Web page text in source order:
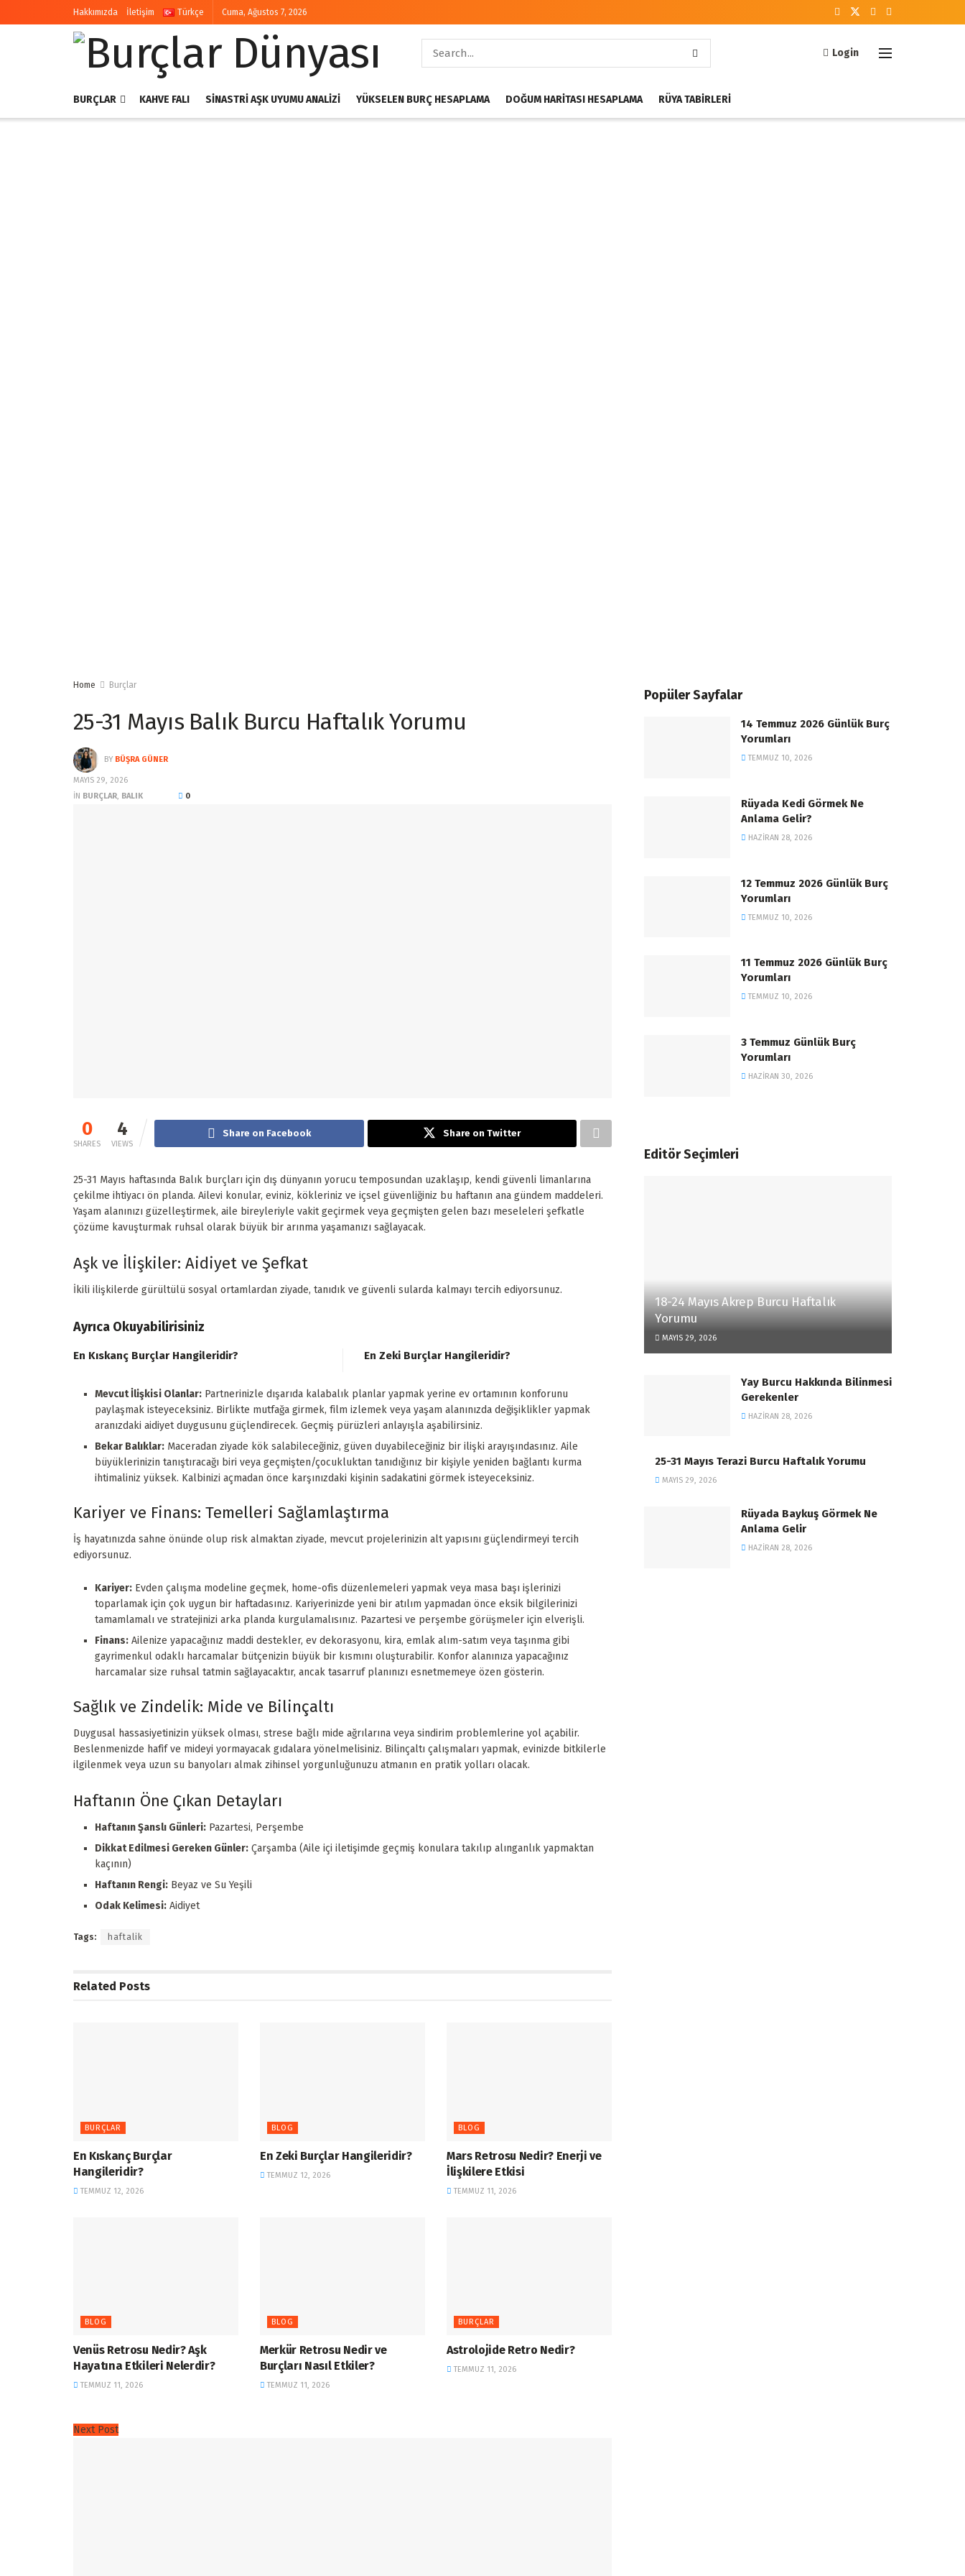
Hakkımızda İletişim Türkçe Cuma, Ağustos 7, 2026
Login
BURÇLAR KAHVE FALI SINASTRI AŞK UYUMU ANALIZI YÜKSELEN BURÇ HESAPLAMA DOĞUM HARITASI HESAPLAMA RÜYA TABIRLERI
Home Burçlar
25-31 Mayıs Balık Burcu Haftalık Yorumu
BY BÜŞRA GÜNER
MAYIS 29, 2026
IN BURÇLAR, BALIK 0
0
SHARES
4
VIEWS
Share on Facebook Share on Twitter
25-31 Mayıs haftasında Balık burçları için dış dünyanın yorucu temposundan uzaklaşıp, kendi güvenli limanlarına
çekilme ihtiyacı ön planda. Ailevi konular, eviniz, kökleriniz ve içsel güvenliğiniz bu haftanın ana gündem maddeleri.
Yaşam alanınızı güzelleştirmek, aile bireyleriyle vakit geçirmek veya geçmişten gelen bazı meseleleri şefkatle
çözüme kavuşturmak ruhsal olarak büyük bir arınma yaşamanızı sağlayacak.
Aşk ve İlişkiler: Aidiyet ve Şefkat
İkili ilişkilerde gürültülü sosyal ortamlardan ziyade, tanıdık ve güvenli sularda kalmayı tercih ediyorsunuz.
Ayrıca Okuyabilirisiniz
En Kıskanç Burçlar Hangileridir? En Zeki Burçlar Hangileridir?
Mevcut İlişkisi Olanlar: Partnerinizle dışarıda kalabalık planlar yapmak yerine ev ortamının konforunu
paylaşmak isteyeceksiniz. Birlikte mutfağa girmek, film izlemek veya yaşam alanınızda değişiklikler yapmak
aranızdaki aidiyet duygusunu güçlendirecek. Geçmiş pürüzleri anlayışla aşabilirsiniz.
Bekar Balıklar: Maceradan ziyade kök salabileceğiniz, güven duyabileceğiniz bir ilişki arayışındasınız. Aile
büyüklerinizin tanıştıracağı biri veya geçmişten/çocukluktan tanıdığınız bir kişiyle yeniden bağlantı kurma
ihtimaliniz yüksek. Kalbinizi açmadan önce karşınızdaki kişinin sadakatini görmek isteyeceksiniz.
Kariyer ve Finans: Temelleri Sağlamlaştırma
İş hayatınızda sahne önünde olup risk almaktan ziyade, mevcut projelerinizin alt yapısını güçlendirmeyi tercih
ediyorsunuz.
Kariyer: Evden çalışma modeline geçmek, home-ofis düzenlemeleri yapmak veya masa başı işlerinizi
toparlamak için çok uygun bir haftadasınız. Kariyerinizde yeni bir atılım yapmadan önce eksik bilgilerinizi
tamamlamalı ve stratejinizi arka planda kurgulamalısınız. Pazartesi ve perşembe görüşmeler için elverişli.
Finans: Ailenize yapacağınız maddi destekler, ev dekorasyonu, kira, emlak alım-satım veya taşınma gibi
gayrimenkul odaklı harcamalar bütçenizin büyük bir kısmını oluşturabilir. Konfor alanınıza yapacağınız
harcamalar size ruhsal tatmin sağlayacaktır, ancak tasarruf planınızı esnetmemeye özen gösterin.
Sağlık ve Zindelik: Mide ve Bilinçaltı
Duygusal hassasiyetinizin yüksek olması, strese bağlı mide ağrılarına veya sindirim problemlerine yol açabilir.
Beslenmenizde hafif ve mideyi yormayacak gıdalara yönelmelisiniz. Bilinçaltı çalışmaları yapmak, evinizde bitkilerle
ilgilenmek veya uzun su banyoları almak zihinsel yorgunluğunuzu atmanın en pratik yolları olacak.
Haftanın Öne Çıkan Detayları
Haftanın Şanslı Günleri: Pazartesi, Perşembe
Dikkat Edilmesi Gereken Günler: Çarşamba (Aile içi iletişimde geçmiş konulara takılıp alınganlık yapmaktan
kaçının)
Haftanın Rengi: Beyaz ve Su Yeşili
Odak Kelimesi: Aidiyet
Tags: haftalik
Related Posts
BURÇLAR
En Kıskanç Burçlar
Hangileridir?
TEMMUZ 12, 2026
BLOG
En Zeki Burçlar Hangileridir?
TEMMUZ 12, 2026
BLOG
Mars Retrosu Nedir? Enerji ve
İlişkilere Etkisi
TEMMUZ 11, 2026
BLOG
Venüs Retrosu Nedir? Aşk
Hayatına Etkileri Nelerdir?
TEMMUZ 11, 2026
BLOG
Merkür Retrosu Nedir ve
Burçları Nasıl Etkiler?
TEMMUZ 11, 2026
BURÇLAR
Astrolojide Retro Nedir?
TEMMUZ 11, 2026
Next Post
Popüler Sayfalar
14 Temmuz 2026 Günlük Burç
Yorumları
TEMMUZ 10, 2026
Rüyada Kedi Görmek Ne
Anlama Gelir?
HAZIRAN 28, 2026
12 Temmuz 2026 Günlük Burç
Yorumları
TEMMUZ 10, 2026
11 Temmuz 2026 Günlük Burç
Yorumları
TEMMUZ 10, 2026
3 Temmuz Günlük Burç
Yorumları
HAZIRAN 30, 2026
Editör Seçimleri
18-24 Mayıs Akrep Burcu Haftalık
Yorumu
MAYIS 29, 2026
Yay Burcu Hakkında Bilinmesi
Gerekenler
HAZIRAN 28, 2026
25-31 Mayıs Terazi Burcu Haftalık Yorumu
MAYIS 29, 2026
Rüyada Baykuş Görmek Ne
Anlama Gelir
HAZIRAN 28, 2026